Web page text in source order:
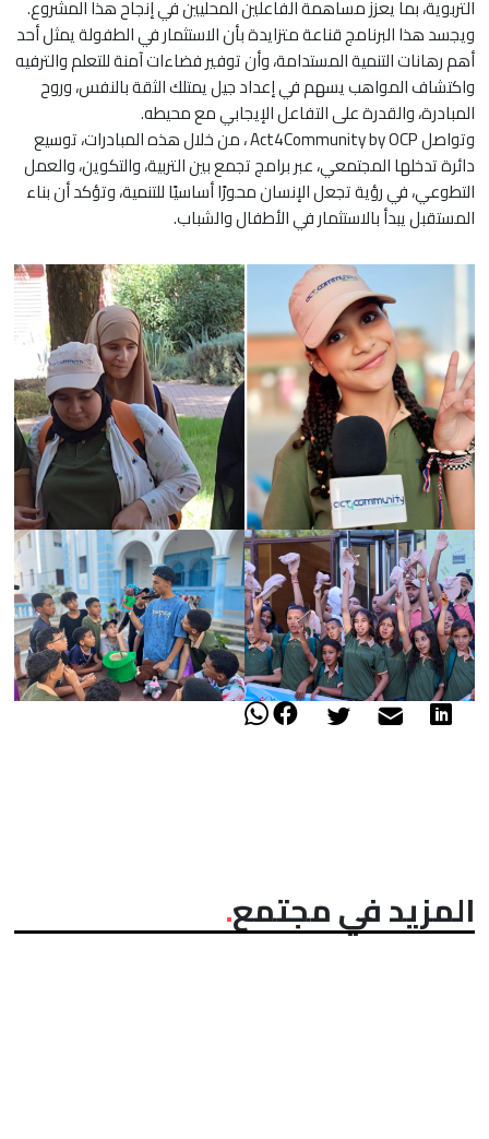
التربوية، بما يعزز مساهمة الفاعلين المحليين في إنجاح هذا المشروع.
ويجسد هذا البرنامج قناعة متزايدة بأن الاستثمار في الطفولة يمثل أحد
أهم رهانات التنمية المستدامة، وأن توفير فضاءات آمنة للتعلم والترفيه
واكتشاف المواهب يسهم في إعداد جيل يمتلك الثقة بالنفس، وروح
المبادرة، والقدرة على التفاعل الإيجابي مع محيطه.
وتواصل Act4Community by OCP ، من خلال هذه المبادرات، توسيع
دائرة تدخلها المجتمعي، عبر برامج تجمع بين التربية، والتكوين، والعمل
التطوعي، في رؤية تجعل الإنسان محورًا أساسيًا للتنمية، وتؤكد أن بناء
المستقبل يبدأ بالاستثمار في الأطفال والشباب.
المزيد في مجتمع